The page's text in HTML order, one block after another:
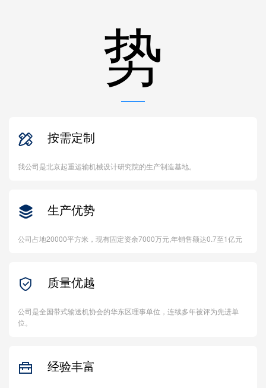
势
 按需定制
我公司是北京起重运输机械设计研究院的生产制造基地。
 生产优势
公司占地20000平方米，现有固定资余7000万元,年销售额达0.7至1亿元
 质量优越
公司是全国带式输送机协会的华东区理事单位，连续多年被评为先进单
位。
 经验丰富